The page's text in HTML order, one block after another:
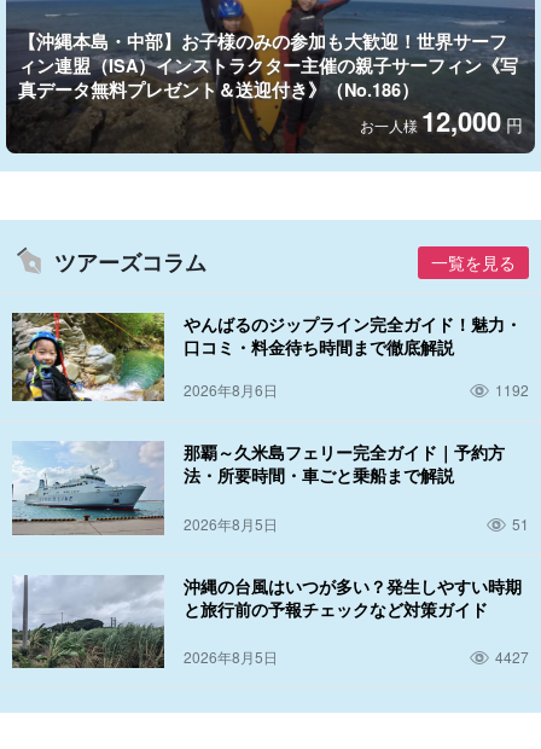
写真データ無料プレゼント付き
当日、インストラクターが撮影した写真データを無料で差し上げ
ます。旅の記念に残るので、嬉しいですよね！
【沖縄本島・中部】お子様のみの参加も大歓迎！世界サーフ
ィン連盟（ISA）インストラクター主催の親子サーフィン《写
真データ無料プレゼント＆送迎付き》（No.186）
お一人様12,000 円
ツアーズコラム 一覧を見る
やんばるのジップライン完全ガイド！魅力・
口コミ・料金待ち時間まで徹底解説
2026年8月6日 1192
那覇～久米島フェリー完全ガイド｜予約方
法・所要時間・車ごと乗船まで解説
2026年8月5日 51
沖縄の台風はいつが多い？発生しやすい時期
と旅行前の予報チェックなど対策ガイド
2026年8月5日 4427